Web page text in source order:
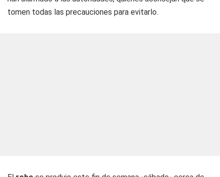
tomen todas las precauciones para evitarlo.